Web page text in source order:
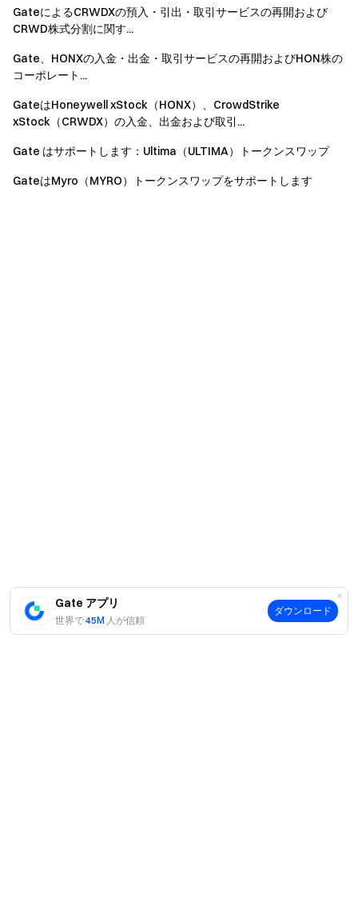
Gate アプリ
世界で45M 人が信頼
ダウンロード
GateによるCRWDXの預入・引出・取引サービスの再開および
CRWD株式分割に関す...
Gate、HONXの入金・出金・取引サービスの再開およびHON株の
コーポレート...
GateはHoneywell xStock（HONX）、CrowdStrike
xStock（CRWDX）の入金、出金および取引...
Gate はサポートします：Ultima（ULTIMA）トークンスワップ
GateはMyro（MYRO）トークンスワップをサポートします